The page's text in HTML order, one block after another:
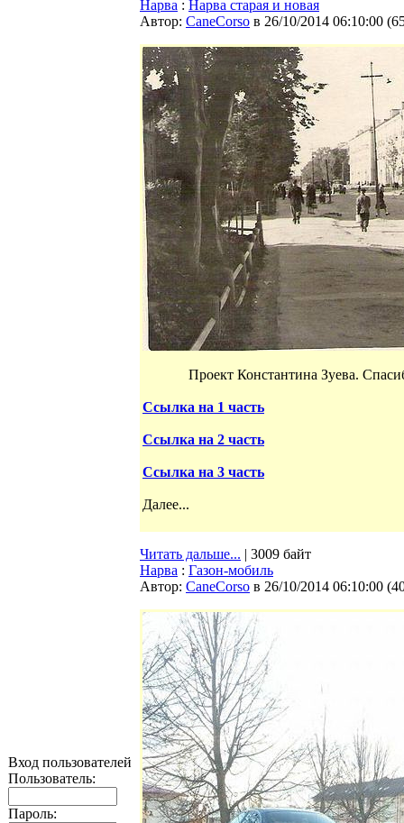
Вход пользователей
Пользователь:
Пароль:
Нарва : Нарва старая и новая
Автор: CaneCorso в 26/10/2014 06:10:00 (
Проект Константина Зуева.
Ссылка на 1 часть
Ссылка на 2 часть
Ссылка на 3 часть
Далее...
Читать дальше... | 3009 байт
Нарва : Газон-мобиль
Автор: CaneCorso в 26/10/2014 06:10:00 (